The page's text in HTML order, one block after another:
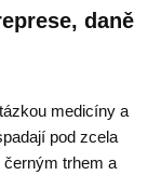
daně
medicíny a
pod zcela
černým trhem a